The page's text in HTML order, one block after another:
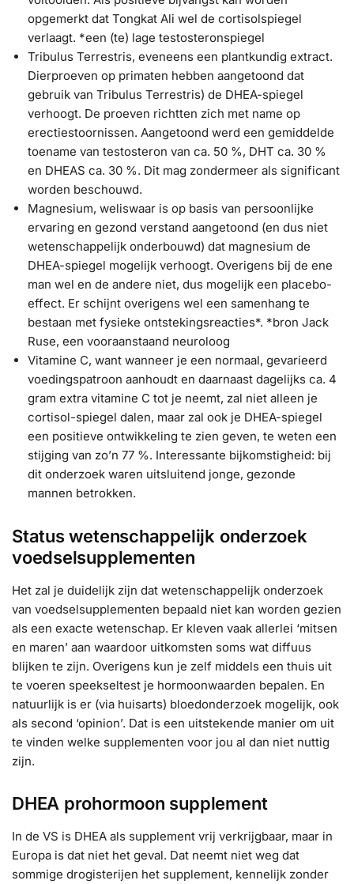
opgemerkt dat Tongkat Ali wel de cortisolspiegel
verlaagt. *een (te) lage testosteronspiegel
Tribulus Terrestris, eveneens een plantkundig extract.
Dierproeven op primaten hebben aangetoond dat
gebruik van Tribulus Terrestris) de DHEA-spiegel
verhoogt. De proeven richtten zich met name op
erectiestoornissen. Aangetoond werd een gemiddelde
toename van testosteron van ca. 50 %, DHT ca. 30 %
en DHEAS ca. 30 %. Dit mag zondermeer als significant
worden beschouwd.
Magnesium, weliswaar is op basis van persoonlijke
ervaring en gezond verstand aangetoond (en dus niet
wetenschappelijk onderbouwd) dat magnesium de
DHEA-spiegel mogelijk verhoogt. Overigens bij de ene
man wel en de andere niet, dus mogelijk een placebo-
effect. Er schijnt overigens wel een samenhang te
bestaan met fysieke ontstekingsreacties*. *bron Jack
Ruse, een vooraanstaand neuroloog
Vitamine C, want wanneer je een normaal, gevarieerd
voedingspatroon aanhoudt en daarnaast dagelijks ca. 4
gram extra vitamine C tot je neemt, zal niet alleen je
cortisol-spiegel dalen, maar zal ook je DHEA-spiegel
een positieve ontwikkeling te zien geven, te weten een
stijging van zo’n 77 %. Interessante bijkomstigheid: bij
dit onderzoek waren uitsluitend jonge, gezonde
mannen betrokken.
Status wetenschappelijk onderzoek
voedselsupplementen
Het zal je duidelijk zijn dat wetenschappelijk onderzoek
van voedselsupplementen bepaald niet kan worden gezien
als een exacte wetenschap. Er kleven vaak allerlei ‘mitsen
en maren’ aan waardoor uitkomsten soms wat diffuus
blijken te zijn. Overigens kun je zelf middels een thuis uit
te voeren speekseltest je hormoonwaarden bepalen. En
natuurlijk is er (via huisarts) bloedonderzoek mogelijk, ook
als second ‘opinion’. Dat is een uitstekende manier om uit
te vinden welke supplementen voor jou al dan niet nuttig
zijn.
DHEA prohormoon supplement
In de VS is DHEA als supplement vrij verkrijgbaar, maar in
Europa is dat niet het geval. Dat neemt niet weg dat
sommige drogisterijen het supplement, kennelijk zonder